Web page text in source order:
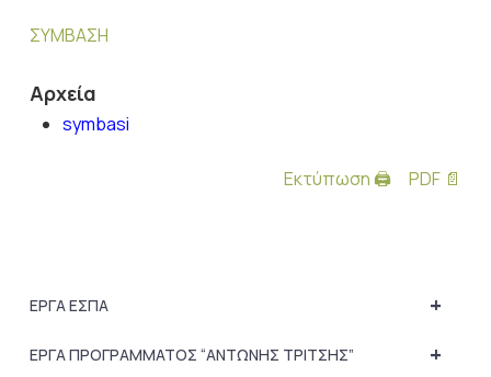
ΣΥΜΒΑΣΗ
Αρχεία
symbasi
Εκτύπωση 🖨 PDF 📄
+
ΕΡΓΑ ΕΣΠΑ
+
ΕΡΓΑ ΠΡΟΓΡΑΜΜΑΤΟΣ “ΑΝΤΩΝΗΣ ΤΡΙΤΣΗΣ”